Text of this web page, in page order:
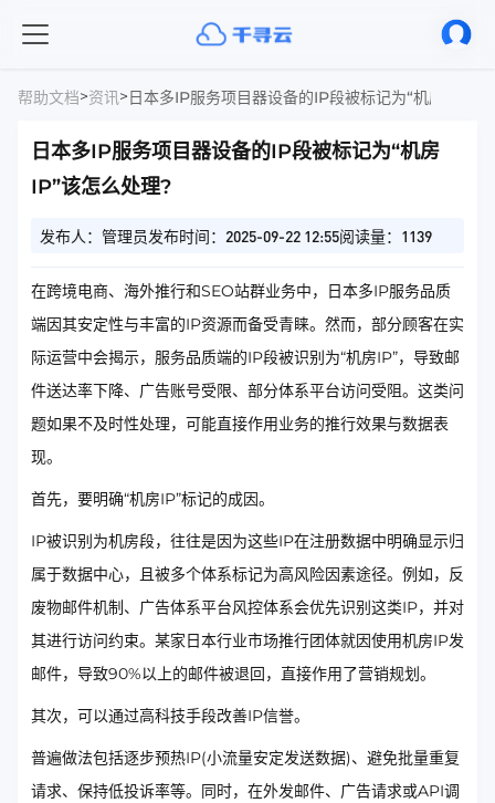
帮助文档>资讯>日本多IP服务项目器设备的IP段被标记为“机房IP”该
日本多IP服务项目器设备的IP段被标记为“机房
IP”该怎么处理?
发布人：管理员发布时间：2025-09-22 12:55阅读量：1139
在跨境电商、海外推行和SEO站群业务中，日本多IP服务品质
端因其安定性与丰富的IP资源而备受青睐。然而，部分顾客在实
际运营中会揭示，服务品质端的IP段被识别为“机房IP”，导致邮
件送达率下降、广告账号受限、部分体系平台访问受阻。这类问
题如果不及时性处理，可能直接作用业务的推行效果与数据表
现。
首先，要明确“机房IP”标记的成因。
IP被识别为机房段，往往是因为这些IP在注册数据中明确显示归
属于数据中心，且被多个体系标记为高风险因素途径。例如，反
废物邮件机制、广告体系平台风控体系会优先识别这类IP，并对
其进行访问约束。某家日本行业市场推行团体就因使用机房IP发
邮件，导致90%以上的邮件被退回，直接作用了营销规划。
其次，可以通过高科技手段改善IP信誉。
普遍做法包括逐步预热IP(小流量安定发送数据)、避免批量重复
请求、保持低投诉率等。同时，在外发邮件、广告请求或API调